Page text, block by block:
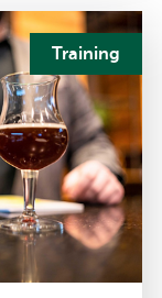
Training